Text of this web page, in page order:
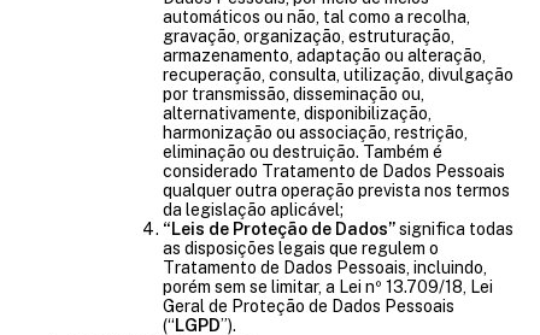
automáticos ou não, tal como a recolha,
gravação, organização, estruturação,
armazenamento, adaptação ou alteração,
recuperação, consulta, utilização, divulgação
por transmissão, disseminação ou,
alternativamente, disponibilização,
harmonização ou associação, restrição,
eliminação ou destruição. Também é
considerado Tratamento de Dados Pessoais
qualquer outra operação prevista nos termos
da legislação aplicável;
“Leis de Proteção de Dados”significa todas
as disposições legais que regulem o
Tratamento de Dados Pessoais, incluindo,
porém sem se limitar, a Lei nº 13.709/18, Lei
Geral de Proteção de Dados Pessoais
(“LGPD”).